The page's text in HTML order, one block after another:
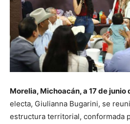
Morelia, Michoacán, a 17 de junio
electa, Giulianna Bugarini, se
estructura territorial, conformada